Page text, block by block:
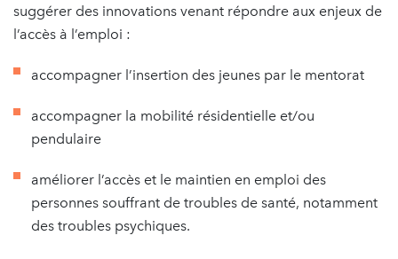
suggérer des innovations venant répondre aux enjeux de
l’accès à l’emploi :
accompagner l’insertion des jeunes par le mentorat
accompagner la mobilité résidentielle et/ou
pendulaire
améliorer l’accès et le maintien en emploi des
personnes souffrant de troubles de santé, notamment
des troubles psychiques.